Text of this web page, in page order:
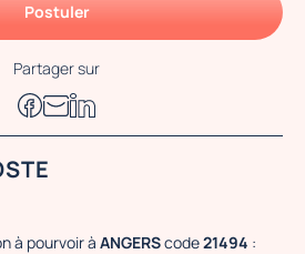
Postuler
Partager sur
à pourvoir à ANGERScode21494 :